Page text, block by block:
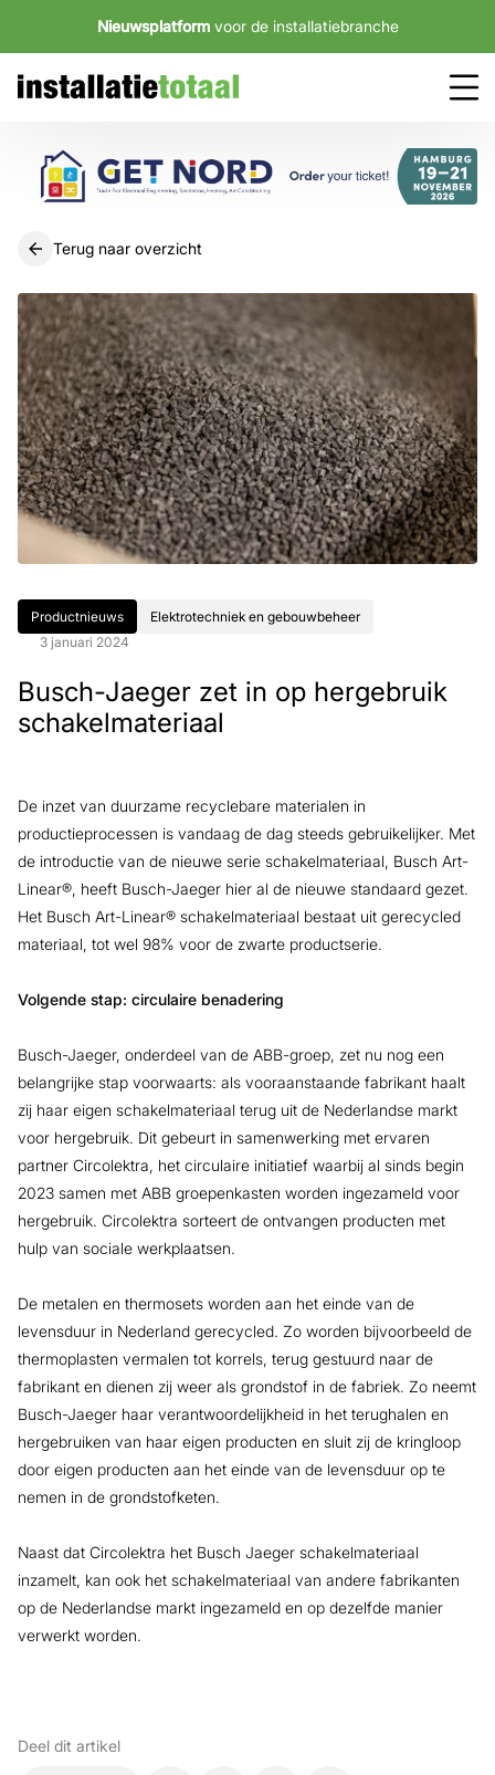
Nieuwsplatform voor de installatiebranche
Terug naar overzicht
Productnieuws
Elektrotechniek en gebouwbeheer
3 januari 2024
Busch-Jaeger zet in op hergebruik
schakelmateriaal
De inzet van duurzame recyclebare materialen in
productieprocessen is vandaag de dag steeds gebruikelijker. Met
de introductie van de nieuwe serie schakelmateriaal, Busch Art-
Linear®, heeft Busch-Jaeger hier al de nieuwe standaard gezet.
Het Busch Art-Linear® schakelmateriaal bestaat uit gerecycled
materiaal, tot wel 98% voor de zwarte productserie.
Volgende stap: circulaire benadering
Busch-Jaeger, onderdeel van de ABB-groep, zet nu nog een
belangrijke stap voorwaarts: als vooraanstaande fabrikant haalt
zij haar eigen schakelmateriaal terug uit de Nederlandse markt
voor hergebruik. Dit gebeurt in samenwerking met ervaren
partner Circolektra, het circulaire initiatief waarbij al sinds begin
2023 samen met ABB groepenkasten worden ingezameld voor
hergebruik. Circolektra sorteert de ontvangen producten met
hulp van sociale werkplaatsen.
De metalen en thermosets worden aan het einde van de
levensduur in Nederland gerecycled. Zo worden bijvoorbeeld de
thermoplasten vermalen tot korrels, terug gestuurd naar de
fabrikant en dienen zij weer als grondstof in de fabriek. Zo neemt
Busch-Jaeger haar verantwoordelijkheid in het terughalen en
hergebruiken van haar eigen producten en sluit zij de kringloop
door eigen producten aan het einde van de levensduur op te
nemen in de grondstofketen.
Naast dat Circolektra het Busch Jaeger schakelmateriaal
inzamelt, kan ook het schakelmateriaal van andere fabrikanten
op de Nederlandse markt ingezameld en op dezelfde manier
verwerkt worden.
Deel dit artikel